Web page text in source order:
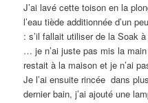
J’ai lavé cette toison en la
l’eau tiède additionnée d’un
: s’il fallait utiliser de la Soak
… je n’ai juste pas mis la
restait à la maison et je n’ai
Je l’ai ensuite rincée dans
dernier bain, j’ai ajouté une